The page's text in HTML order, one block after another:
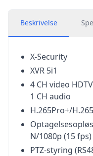
Beskrivelse
X-Security
XVR 5i1
4 CH video
1 CH audio
H.265Pro+/
N/1080p (15
PTZ-styring